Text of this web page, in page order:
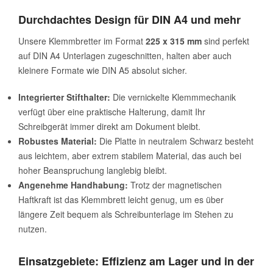
Durchdachtes Design für DIN A4 und mehr
Unsere Klemmbretter im Format 225 x 315 mm sind perfekt
auf DIN A4 Unterlagen zugeschnitten, halten aber auch
kleinere Formate wie DIN A5 absolut sicher.
Integrierter Stifthalter: Die vernickelte Klemmmechanik
verfügt über eine praktische Halterung, damit Ihr
Schreibgerät immer direkt am Dokument bleibt.
Robustes Material: Die Platte in neutralem Schwarz besteht
aus leichtem, aber extrem stabilem Material, das auch bei
hoher Beanspruchung langlebig bleibt.
Angenehme Handhabung: Trotz der magnetischen
Haftkraft ist das Klemmbrett leicht genug, um es über
längere Zeit bequem als Schreibunterlage im Stehen zu
nutzen.
Einsatzgebiete: Effizienz am Lager und in der